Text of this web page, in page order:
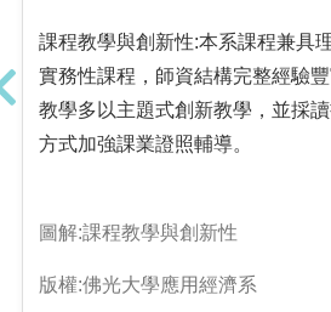
課程教學與創新性:本系課程兼具
實務性課程，師資結構完整經驗
教學多以主題式創新教學，並採
方式加強課業證照輔導。
圖解:課程教學與創新性
版權:佛光大學應用經濟系